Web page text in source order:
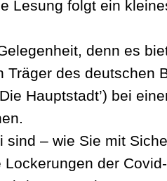
Lesung folgt ein
denn es
Träger des deutschen
Hauptstadt’) bei
sind – wie Sie mit
Lockerungen der